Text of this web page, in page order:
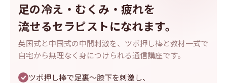
足の冷え・むくみ・疲れを
流せるセラピストになれます。
英国式と中国式の中間刺激を、ツボ押し棒と教材一式で
自宅から無理なく身につけられる通信講座です。
ツボ押し棒で足裏～膝下を刺激し、